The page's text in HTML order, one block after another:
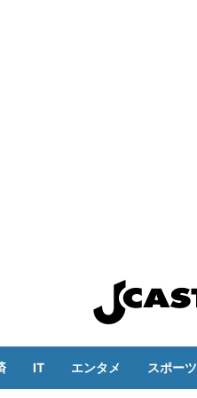
IT エンタメ スポーツ